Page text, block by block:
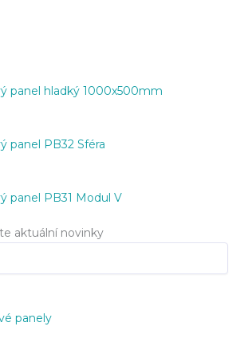
panel hladký 1000x500mm
panel PB32 Sféra
panel PB31 Modul V
aktuální novinky
panely